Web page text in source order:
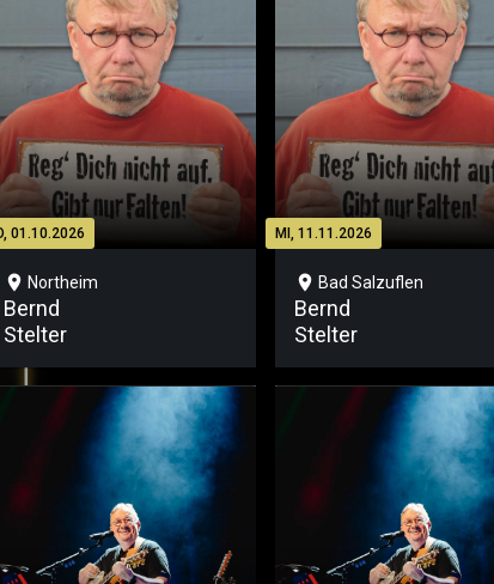
01.10.2026
location_on Northeim
Bernd
Stelter
MI, 11.11.2026
location_on Bad Salzuflen
Bernd
Stelter